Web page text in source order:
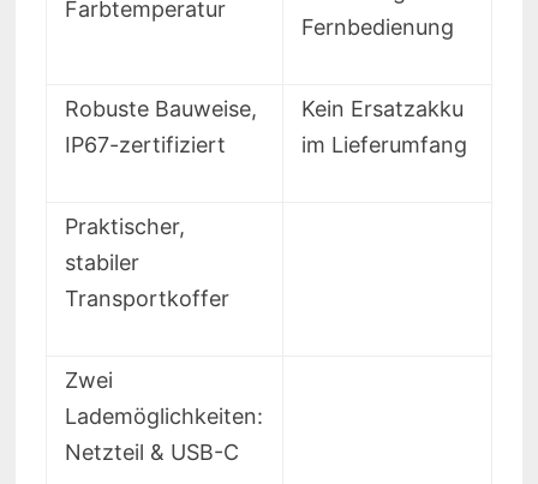
Farbtemperatur
Fernbedienung
Robuste Bauweise,
IP67-zertifiziert
Kein Ersatzakku
im Lieferumfang
Praktischer,
stabiler
Transportkoffer
Zwei
Lademöglichkeiten:
Netzteil & USB-C